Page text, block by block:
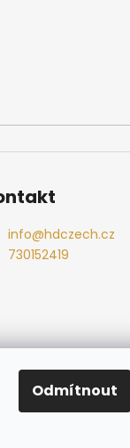
Odmítnout
info@hdczech.cz
730152419
sauny Odstoupení